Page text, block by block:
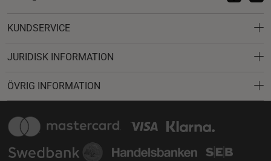
KUNDSERVICE
JURIDISK INFORMATION
ÖVRIG INFORMATION